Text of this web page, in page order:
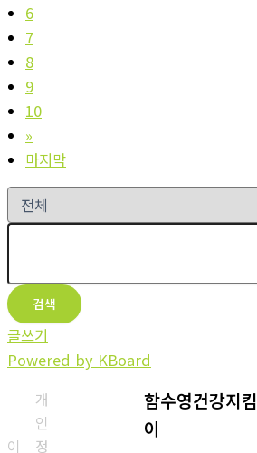
6
7
8
9
10
»
마지막
검색
글쓰기
Powered by KBoard
이
개
인
정
함수영건강지킴
이